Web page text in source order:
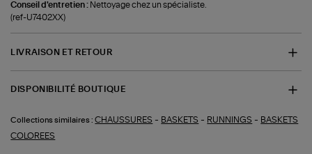
Conseil d'entretien : Nettoyage chez un spécialiste.
(ref-U7402XX)
LIVRAISON ET RETOUR
DISPONIBILITÉ BOUTIQUE
Collections similaires : CHAUSSURES - BASKETS - RUNNINGS - BASKETS
COLOREES